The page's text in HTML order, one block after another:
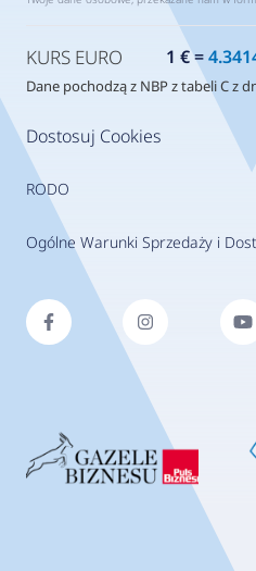
Dostosuj Cookies
RODO
Ogólne Warunki Sprzedaży i
KURS EURO 1 € =
Dane pochodzą z NBP z tabeli C z